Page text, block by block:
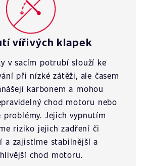
vířivých klapek
v sacím potrubí slouží ke
při nízké zátěži, ale časem
karbonem a mohou
chod motoru nebo
problémy. Jejich vypnutím
riziko jejich zadření či
a zajistíme stabilnější a
chod motoru.